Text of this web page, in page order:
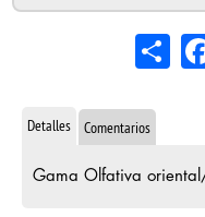
Detalles Comentarios
Gama Olfativa